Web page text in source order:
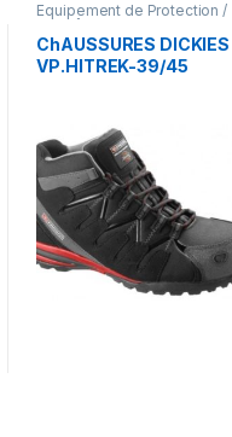
Equipement de Protection /
EPI
Vêtements de travail
ChAUSSURES DICKIES |
VP.HITREK-39/45